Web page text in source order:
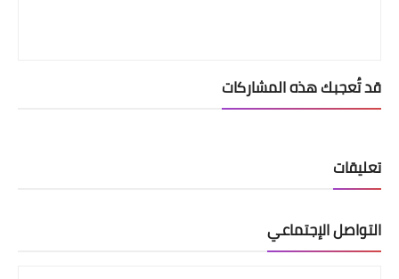
قد تُعجبك هذه المشاركات
تعليقات
التواصل الإجتماعي